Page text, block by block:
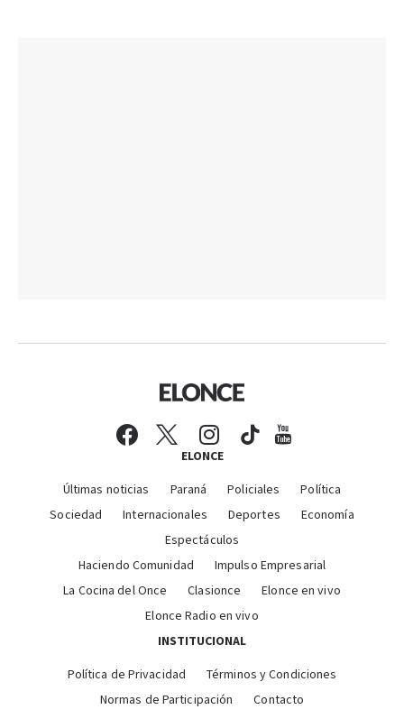
ELONCE
Últimas noticias Paraná Policiales
Política
Sociedad
Internacionales Deportes
Economía
Espectáculos
Haciendo Comunidad
Impulso Empresarial
La Cocina del Once
Clasionce
Elonce en vivo
Elonce Radio en vivo
INSTITUCIONAL
Política de Privacidad
Términos y Condiciones
Normas de Participación
Contacto